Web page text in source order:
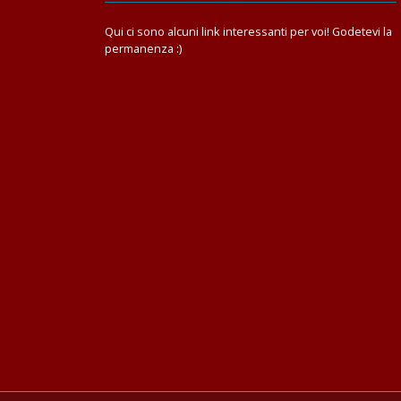
Qui ci sono alcuni link interessanti per voi! Godetevi la
permanenza :)